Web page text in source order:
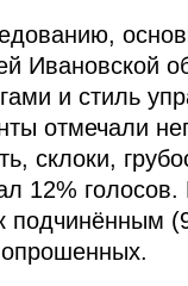
Ивановской
и стиль
отмечали
склоки,
12%
подчинённым
опрошенных.